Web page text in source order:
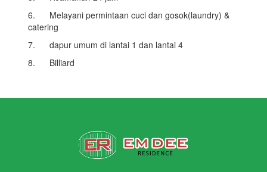
6. Melayani permintaan cuci dan gosok(laundry) &
catering
7. dapur umum di lantai 1 dan lantai 4
8. Billiard